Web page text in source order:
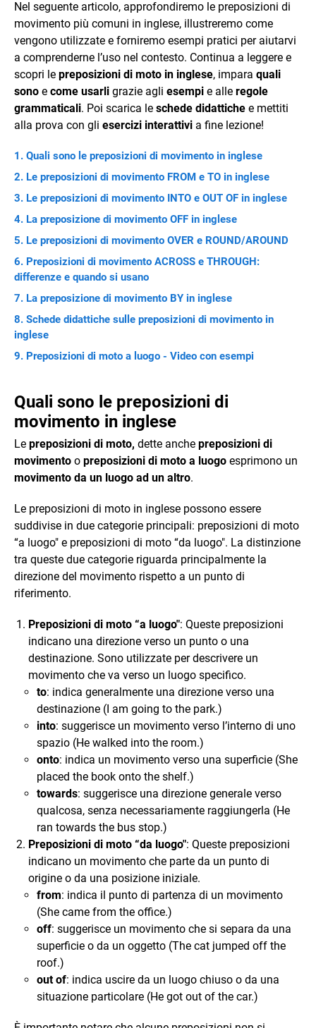
Nel seguente articolo, approfondiremo le preposizioni di
movimento più comuni in inglese, illustreremo come
vengono utilizzate e forniremo esempi pratici per aiutarvi
a comprenderne l’uso nel contesto. Continua a leggere e
scopri le preposizioni di moto in inglese, impara quali
sono e come usarli grazie agli esempi e alle regole
grammaticali. Poi scarica le schede didattiche e mettiti
alla prova con gli esercizi interattivi a fine lezione!
Quali sono le preposizioni di movimento in inglese
Le preposizioni di movimento FROM e TO in inglese
Le preposizioni di movimento INTO e OUT OF in inglese
La preposizione di movimento OFF in inglese
Le preposizioni di movimento OVER e ROUND/AROUND
Preposizioni di movimento ACROSS e THROUGH:
differenze e quando si usano
La preposizione di movimento BY in inglese
Schede didattiche sulle preposizioni di movimento in
inglese
Preposizioni di moto a luogo - Video con esempi
Quali sono le preposizioni di
movimento in inglese
Le preposizioni di moto, dette anche preposizioni di
movimento o preposizioni di moto a luogo esprimono un
movimento da un luogo ad un altro.
Le preposizioni di moto in inglese possono essere
suddivise in due categorie principali: preposizioni di moto
“a luogo" e preposizioni di moto “da luogo". La distinzione
tra queste due categorie riguarda principalmente la
direzione del movimento rispetto a un punto di
riferimento.
Preposizioni di moto “a luogo": Queste preposizioni
indicano una direzione verso un punto o una
destinazione. Sono utilizzate per descrivere un
movimento che va verso un luogo specifico.
to: indica generalmente una direzione verso una
destinazione (I am going to the park.)
into: suggerisce un movimento verso l’interno di uno
spazio (He walked into the room.)
onto: indica un movimento verso una superficie (She
placed the book onto the shelf.)
towards: suggerisce una direzione generale verso
qualcosa, senza necessariamente raggiungerla (He
ran towards the bus stop.)
Preposizioni di moto “da luogo": Queste preposizioni
indicano un movimento che parte da un punto di
origine o da una posizione iniziale.
from: indica il punto di partenza di un movimento
(She came from the office.)
off: suggerisce un movimento che si separa da una
superficie o da un oggetto (The cat jumped off the
roof.)
out of: indica uscire da un luogo chiuso o da una
situazione particolare (He got out of the car.)